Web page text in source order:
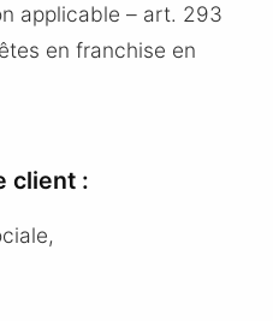
applicable – art. 293
en franchise en
client :